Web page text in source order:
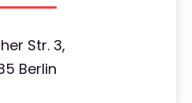
Str. 3,
Berlin